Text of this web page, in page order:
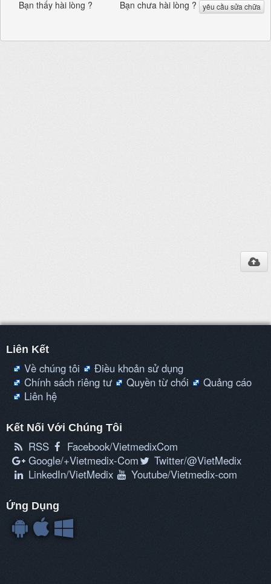
Bạn thấy hài lòng ? Bạn chưa hài lòng ? yêu cầu sửa chữa
Liên Kết
Về chúng tôi
Điều khoản sử dụng
Chính sách riêng tư
Quyền từ chối
Quảng cáo
Liên hệ
Kết Nối Với Chúng Tôi
RSS
Facebook/VietmedixCom
Google/+Vietmedix-Com
Twitter/@VietMedix
LinkedIn/VietMedix
Youtube/Vietmedix-com
Ứng Dụng